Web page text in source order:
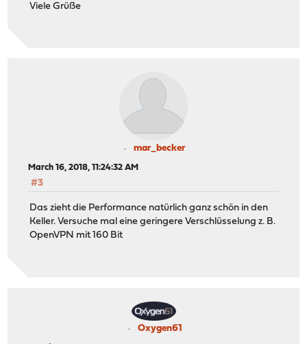
Viele Grüße
mar_becker
March 16, 2018, 11:24:32 AM
#3
Das zieht die Performance natürlich ganz schön in den
Keller. Versuche mal eine geringere Verschlüsselung z. B.
OpenVPN mit 160 Bit
Oxygen61